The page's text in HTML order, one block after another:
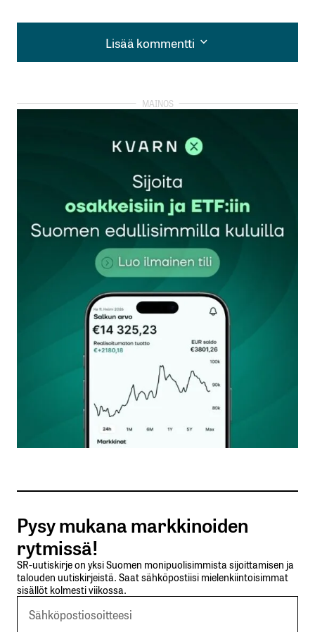
Lisää kommentti
Lisää kommentti
kirjautua
rekisteröityä
Sähköpostiosoitettasi ei julkaista.Pakolliset
kentät on merkitty*
Kommentti*
Nimesi tai nimimerkkisi
Sähköpostiosoitteesi
Tilaa SalkunRakentajan uutiskirje
Lähetä kommentti
Pysy mukana markkinoiden
rytmissä!
SR-uutiskirje on yksi Suomen monipuolisimmista sijoittamisen ja
talouden uutiskirjeistä. Saat sähköpostiisi mielenkiintoisimmat
sisällöt kolmesti viikossa.